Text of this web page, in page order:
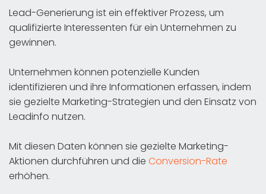
Lead-Generierung ist ein effektiver Prozess, um
qualifizierte Interessenten für ein Unternehmen zu
gewinnen.
Unternehmen können potenzielle Kunden
identifizieren und ihre Informationen erfassen, indem
sie gezielte Marketing-Strategien und den Einsatz von
Leadinfo nutzen.
Mit diesen Daten können sie gezielte Marketing-
Aktionen durchführen und die Conversion-Rate
erhöhen.